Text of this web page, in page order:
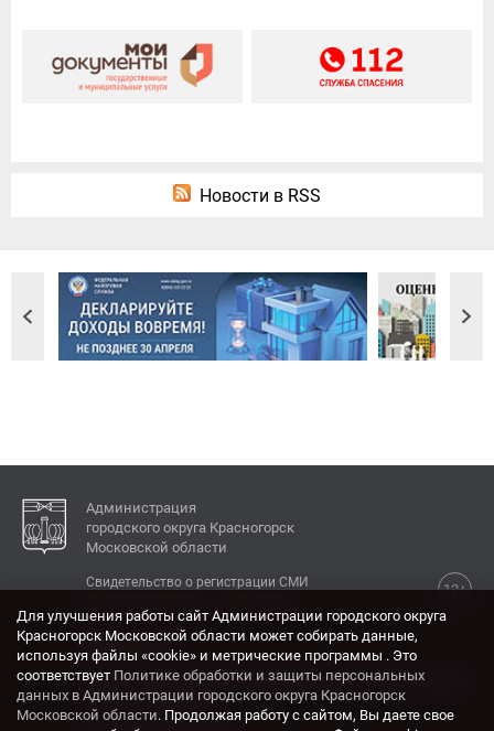
Новости в RSS
Администрация
городского округа Красногорск
Московской области
12+
Свидетельство о регистрации СМИ
КОНТАКТЫ
Адрес: 143404, Московская область, г. Красногорск,
ул. Ленина, дом 4.
Для улучшения работы сайт Администрации городского округа
Красногорск Московской области может собирать данные,
используя файлы «cookie» и метрические программы . Это
соответствует Политике обработки и защиты персональных
данных в Администрации городского округа Красногорск
Московской области. Продолжая работу с сайтом, Вы даете свое